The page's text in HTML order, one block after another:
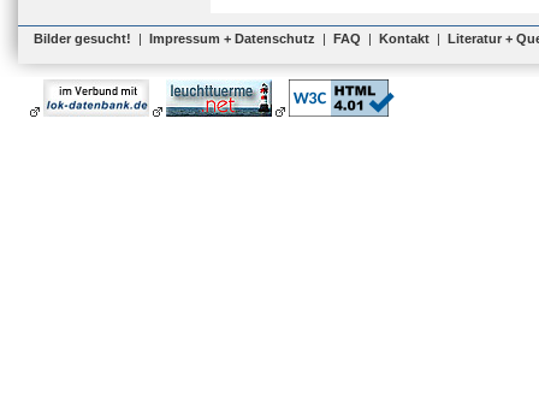
Bilder gesucht! | Impressum + Datenschutz | FAQ | Kontakt | Literatur +